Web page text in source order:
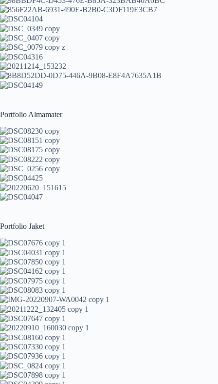
Portfolio Almamater
Portfolio Jaket